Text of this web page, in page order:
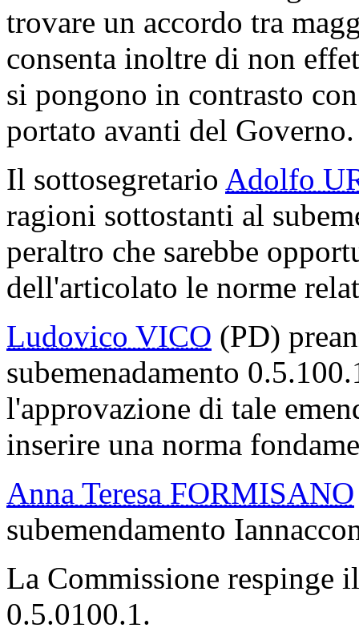
trovare un accordo tra
consenta inoltre di non
si pongono in contrasto
portato avanti del Governo.
Il sottosegretario Adolfo
ragioni sottostanti al
peraltro che sarebbe
dell'articolato le norme
Ludovico VICO (PD)
subemenadamento
l'approvazione di tale
inserire una norma
Anna Teresa FORMISANO
subemendamento
La Commissione respinge
0.5.0100.1.